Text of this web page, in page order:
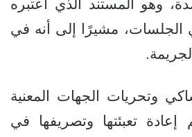
وهو المستند الذي اعتبره
الجلسات، مشيرًا إلى أنه في
وتحريات الجهات المعنية
إعادة تعبئتها وتصريفها في